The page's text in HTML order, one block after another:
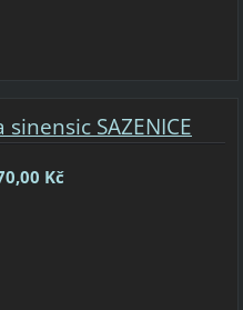
SAZENICE
Kč